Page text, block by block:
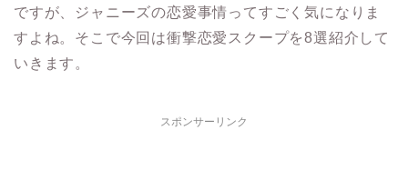
ですが、ジャニーズの恋愛事情ってすごく気になりま
すよね。そこで今回は衝撃恋愛スクープを8選紹介して
いきます。
スポンサーリンク